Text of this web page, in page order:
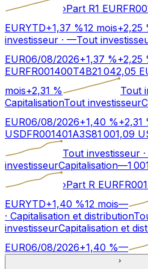
›Part R1 EUR
EURYTD+1,37 %12 mois+2,25
investisseur · —Tout
EUR06/08/2026+1,37 %+2,25
EURFR001400T4B21 042,05
mois+2,31 % Tout
CapitalisationTout investisseur
EUR06/08/2026+1,40 %+2,31
USDFR001401A3S81 001,09
Tout investisseur ·
investisseurCapitalisation—1
›Part R EUR
EURYTD+1,40 %12 mois—
· Capitalisation et distribution
investisseurCapitalisation et
EUR06/08/2026+1,40 %—
›